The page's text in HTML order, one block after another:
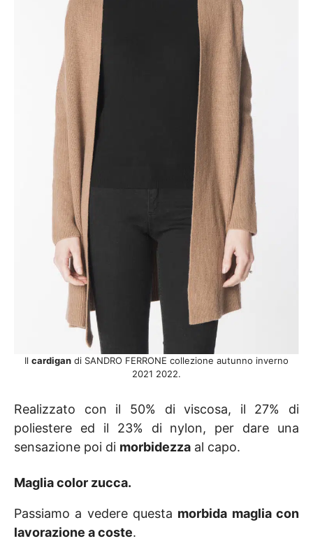
Il cardigan di SANDRO FERRONE collezione autunno inverno
2021 2022.
Realizzato con il 50% di viscosa, il 27% di
poliestere ed il 23% di nylon, per dare una
sensazione poi di morbidezza al capo.
Maglia color zucca.
Passiamo a vedere questa morbida maglia con
lavorazione a coste.